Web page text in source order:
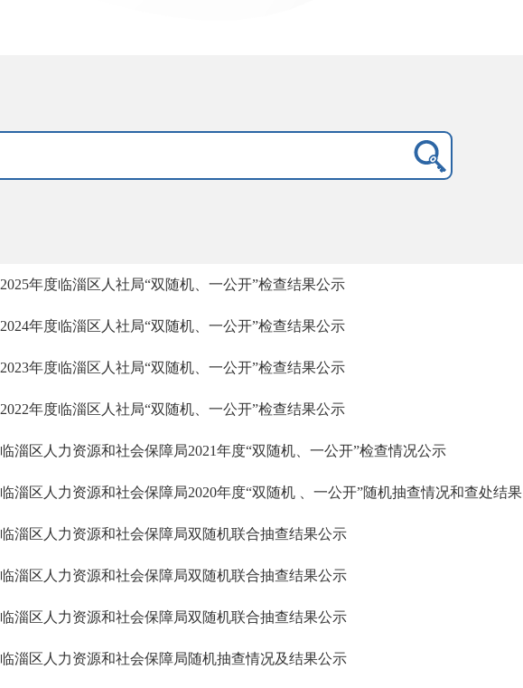
2025年度临淄区人社局“双随机、一公开”检查结果公示
2024年度临淄区人社局“双随机、一公开”检查结果公示
2023年度临淄区人社局“双随机、一公开”检查结果公示
2022年度临淄区人社局“双随机、一公开”检查结果公示
临淄区人力资源和社会保障局2021年度“双随机、一公开”检查情况公示
临淄区人力资源和社会保障局2020年度“双随机 、一公开”随机抽查情况和查处结果
临淄区人力资源和社会保障局双随机联合抽查结果公示
临淄区人力资源和社会保障局双随机联合抽查结果公示
临淄区人力资源和社会保障局双随机联合抽查结果公示
临淄区人力资源和社会保障局随机抽查情况及结果公示